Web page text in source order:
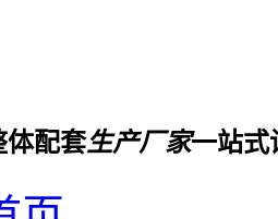
体配套生产厂家一站式